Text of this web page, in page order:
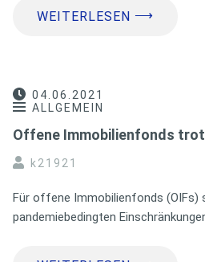
WEITERLESEN ⟶
04.06.2021
ALLGEMEIN
Offene Immobilienfonds
k21921
Für offene Immobilienfonds (OIFs)
pandemiebedingten